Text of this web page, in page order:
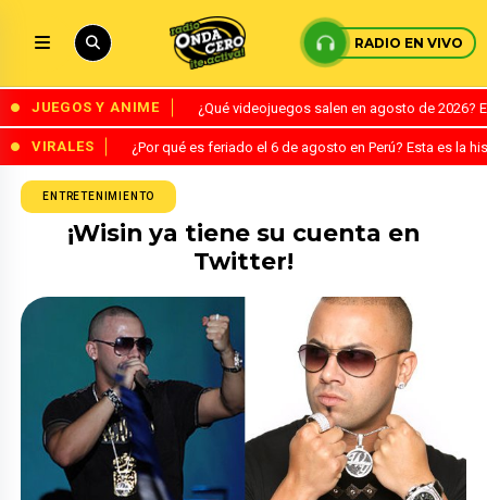
RADIO EN VIVO
JUEGOS Y ANIME ¿Qué videojuegos salen en agosto de
VIRALES ¿Por qué es feriado el 6 de agosto en Perú? Esta es la
ENTRETENIMIENTO
¡Wisin ya tiene su cuenta en
Twitter!